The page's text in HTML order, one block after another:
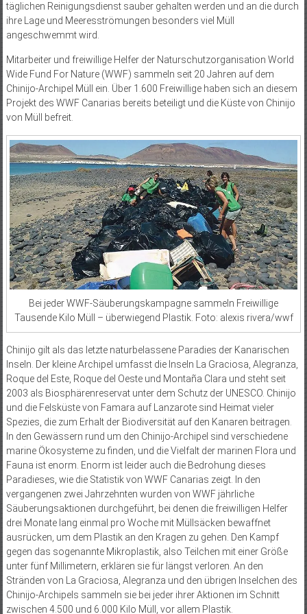
täglichen Reinigungsdienst sauber gehalten werden und an die durch
ihre Lage und Meeresströmungen besonders viel Müll
angeschwemmt wird.
Mitarbeiter und freiwillige Helfer der Naturschutzorganisation World
Wide Fund For Nature (WWF) sammeln seit 20 Jahren auf dem
Chinijo-Archipel Müll ein. Über 1.600 Freiwillige haben sich an diesem
Projekt des WWF Canarias bereits beteiligt und die Küste von Chinijo
von Müll befreit.
Bei jeder WWF-Säuberungskampagne sammeln Freiwillige
Tausende Kilo Müll – überwiegend Plastik. Foto: alexis rivera/wwf
Chinijo gilt als das letzte naturbelassene Paradies der Kanarischen
Inseln. Der kleine Archipel umfasst die Inseln La Graciosa, Alegranza,
Roque del Este, Roque del Oeste und Montaña Clara und steht seit
2003 als Biosphärenreservat unter dem Schutz der UNESCO. Chinijo
und die Felsküste von Famara auf Lanzarote sind Heimat vieler
Spezies, die zum Erhalt der Biodiversität auf den Kanaren beitragen.
In den Gewässern rund um den Chinijo-Archipel sind verschiedene
marine Ökosysteme zu finden, und die Vielfalt der marinen Flora und
Fauna ist enorm. Enorm ist leider auch die Bedrohung dieses
Paradieses, wie die Statistik von WWF Canarias zeigt. In den
vergangenen zwei Jahrzehnten wurden von WWF jährliche
Säuberungsaktionen durchgeführt, bei denen die freiwilligen Helfer
drei Monate lang einmal pro Woche mit Müllsäcken bewaffnet
ausrücken, um dem Plastik an den Kragen zu gehen. Den Kampf
gegen das sogenannte Mikroplastik, also Teilchen mit einer Größe
unter fünf Millimetern, erklären sie für längst verloren. An den
Stränden von La Graciosa, Alegranza und den übrigen Inselchen des
Chinijo-Archipels sammeln sie bei jeder ihrer Aktionen im Schnitt
zwischen 4.500 und 6.000 Kilo Müll, vor allem Plastik.